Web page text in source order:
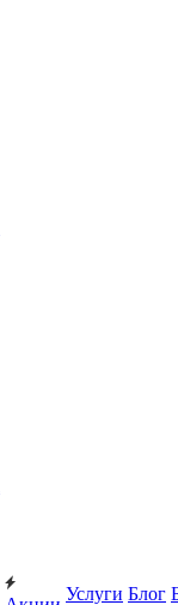
Услуги Блог